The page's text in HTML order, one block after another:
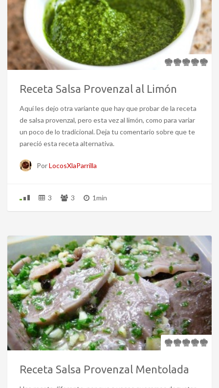
Receta Salsa Provenzal al Limón
Aquí les dejo otra variante que hay que probar de la receta
de salsa provenzal, pero esta vez al limón, como para variar
un poco de lo tradicional. Deja tu comentario sobre que te
pareció esta receta alternativa.
PorLocosXlaParrilla
3 3 1min
Receta Salsa Provenzal Mentolada